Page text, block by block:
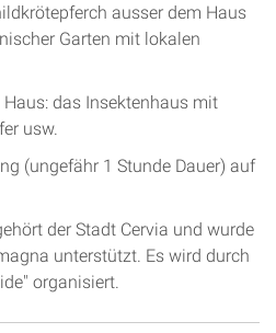
ausser dem Haus
Garten mit lokalen
das Insektenhaus mit
usw.
(ungefähr 1 Stunde Dauer) auf
der Stadt Cervia und wurde
unterstützt. Es wird durch
organisiert.